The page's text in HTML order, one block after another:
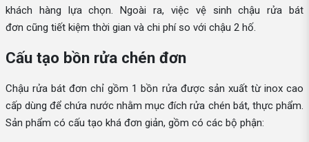
khách hàng lựa chọn. Ngoài ra, việc vệ sinh chậu rửa bát
đơn cũng tiết kiệm thời gian và chi phí so với chậu 2 hố.
Cấu tạo bồn rửa chén đơn
Chậu rửa bát đơn chỉ gồm 1 bồn rửa được sản xuất từ inox cao
cấp dùng để chứa nước nhằm mục đích rửa chén bát, thực phẩm.
Sản phẩm có cấu tạo khá đơn giản, gồm có các bộ phận: